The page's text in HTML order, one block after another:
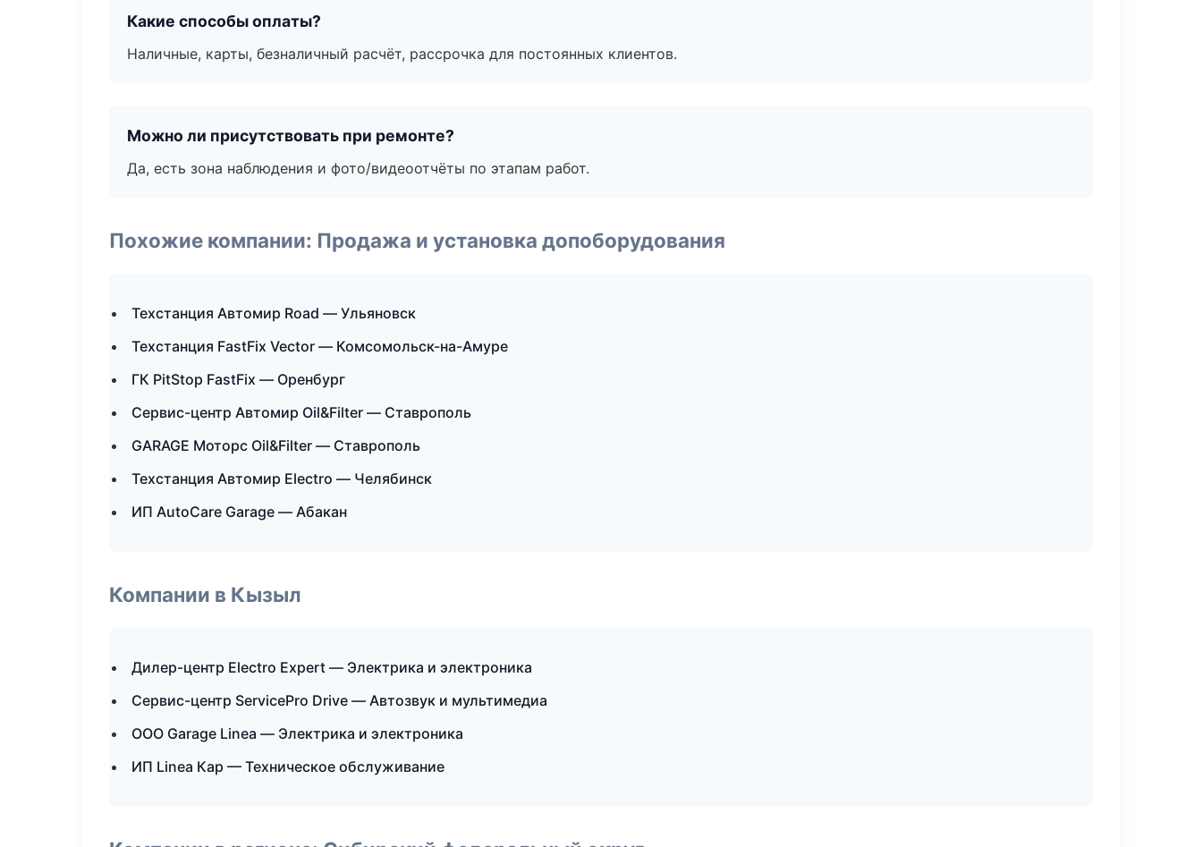
Какие способы оплаты?
Наличные, карты, безналичный расчёт, рассрочка для постоянных клиентов.
Можно ли присутствовать при ремонте?
Да, есть зона наблюдения и фото/видеоотчёты по этапам работ.
Похожие компании: Продажа и установка допоборудования
Техстанция Автомир Road — Ульяновск
Техстанция FastFix Vector — Комсомольск-на-Амуре
ГК PitStop FastFix — Оренбург
Сервис-центр Автомир Oil&Filter — Ставрополь
GARAGE Моторс Oil&Filter — Ставрополь
Техстанция Автомир Electro — Челябинск
ИП AutoCare Garage — Абакан
Компании в Кызыл
Дилер-центр Electro Expert — Электрика и электроника
Сервис-центр ServicePro Drive — Автозвук и мультимедиа
ООО Garage Linea — Электрика и электроника
ИП Linea Кар — Техническое обслуживание